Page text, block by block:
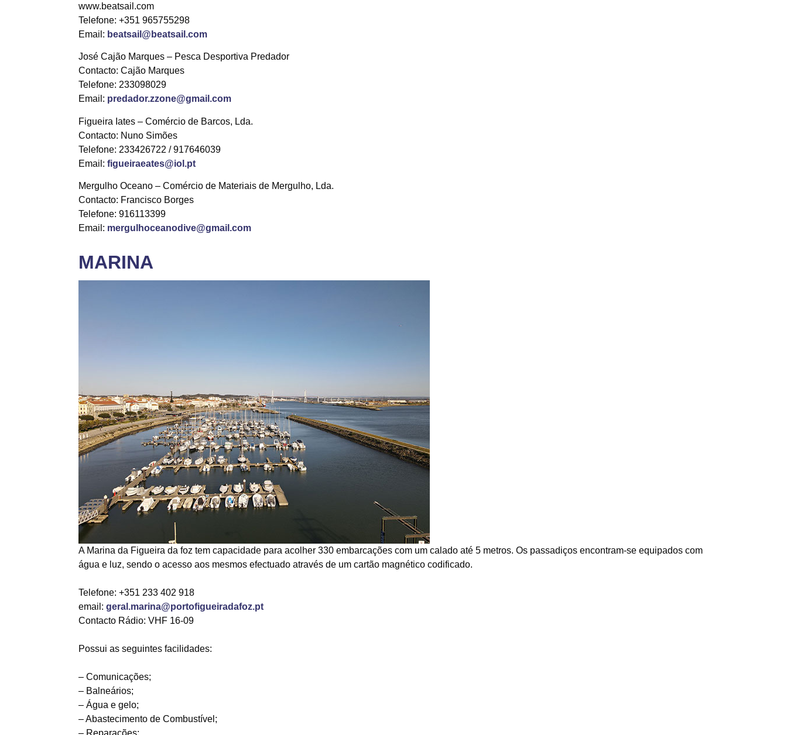
www.beatsail.com
Telefone: +351 965755298
Email: beatsail@beatsail.com
José Cajão Marques – Pesca Desportiva Predador
Contacto: Cajão Marques
Telefone: 233098029
Email: predador.zzone@gmail.com
Figueira Iates – Comércio de Barcos, Lda.
Contacto: Nuno Simões
Telefone: 233426722 / 917646039
Email:figueiraeates@iol.pt
Mergulho Oceano – Comércio de Materiais de Mergulho, Lda.
Contacto: Francisco Borges
Telefone: 916113399
Email: mergulhoceanodive@gmail.com
MARINA
A Marina da Figueira da foz tem capacidade para acolher 330 embarcações com um calado até 5 metros. Os passadiços encontram-se equipados com
água e luz, sendo o acesso aos mesmos efectuado através de um cartão magnético codificado.
Telefone: +351 233 402 918
email:geral.marina@portofigueiradafoz.pt
Contacto Rádio: VHF 16-09
Possui as seguintes facilidades:
– Comunicações;
– Balneários;
– Água e gelo;
– Abastecimento de Combustível;